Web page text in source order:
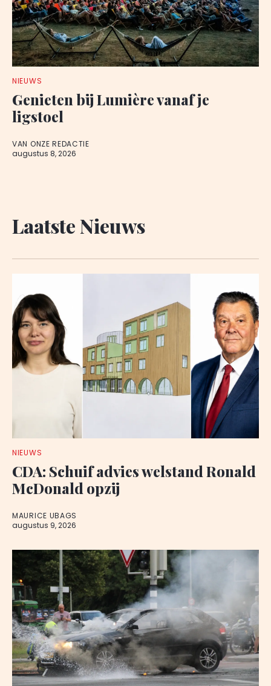
NIEUWS
Genieten bij Lumière vanaf je
ligstoel
VAN ONZE REDACTIE
augustus 8, 2026
Laatste Nieuws
NIEUWS
CDA: Schuif advies welstand Ronald
McDonald opzij
MAURICE UBAGS
augustus 9, 2026